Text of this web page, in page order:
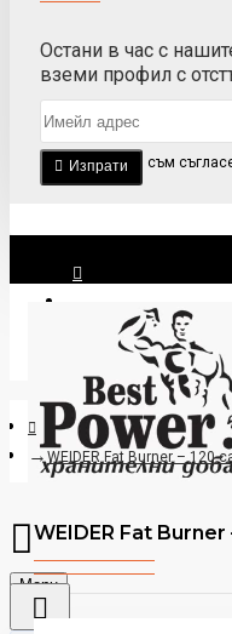
Остани в час с
вземи профил с
Изпрати
Прочетох и съм
Регистрация
Menu
WEIDER Fat Burner – 120
WEIDER Fat Burner